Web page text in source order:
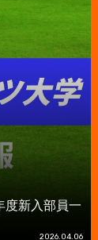
度新入部員一
2026.04.06